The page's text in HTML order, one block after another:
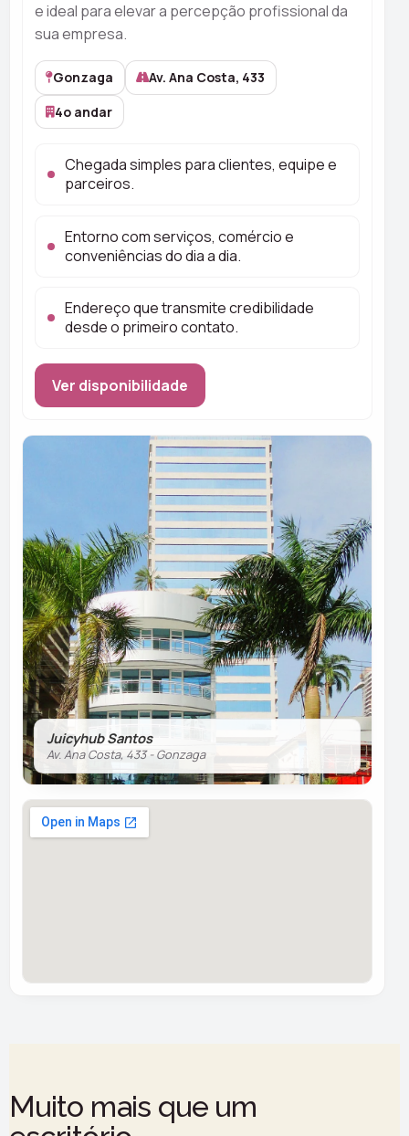
e ideal para elevar a percepção profissional da
sua empresa.
Gonzaga
Av. Ana Costa, 433
4o andar
Chegada simples para clientes, equipe e
parceiros.
Entorno com serviços, comércio e
conveniências do dia a dia.
Endereço que transmite credibilidade
desde o primeiro contato.
Ver disponibilidade
Juicyhub Santos
Av. Ana Costa, 433 - Gonzaga
Muito mais que um